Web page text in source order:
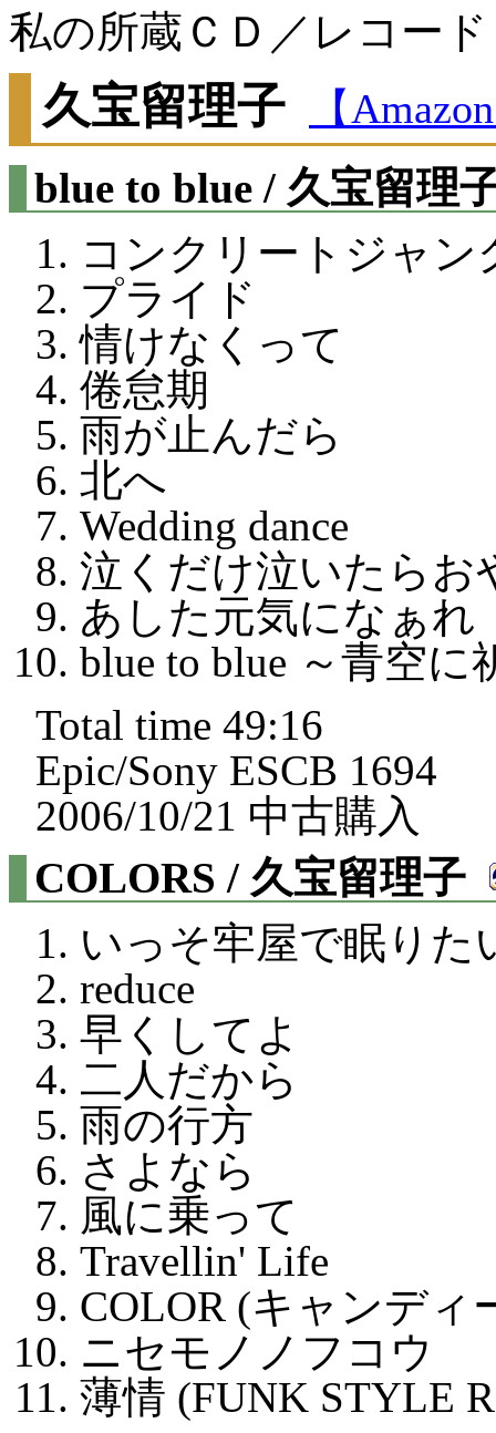
私の所蔵ＣＤ／レコード
久宝留理子 【
blue to blue / 久宝留理
コンクリートジャン
プライド
情けなくって
倦怠期
雨が止んだら
北へ
Wedding dance
泣くだけ泣いたらお
あした元気になぁれ
blue to blue ～青空に
Total time 49:16
Epic/Sony ESCB 1694
2006/10/21 中古購入
COLORS / 久宝留理子
いっそ牢屋で眠りた
reduce
早くしてよ
二人だから
雨の行方
さよなら
風に乗って
Travellin' Life
COLOR (キャンディ
ニセモノノフコウ
薄情 (FUNK STYLE